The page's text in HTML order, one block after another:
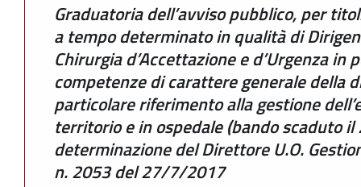
Graduatoria dell’avviso pubblico, per
a tempo determinato in qualità di
Chirurgia d’Accettazione e d’Urgenza in
competenze di carattere generale della
particolare riferimento alla gestione
territorio e in ospedale (bando scaduto
determinazione del Direttore U.O.
n. 2053 del 27/7/2017